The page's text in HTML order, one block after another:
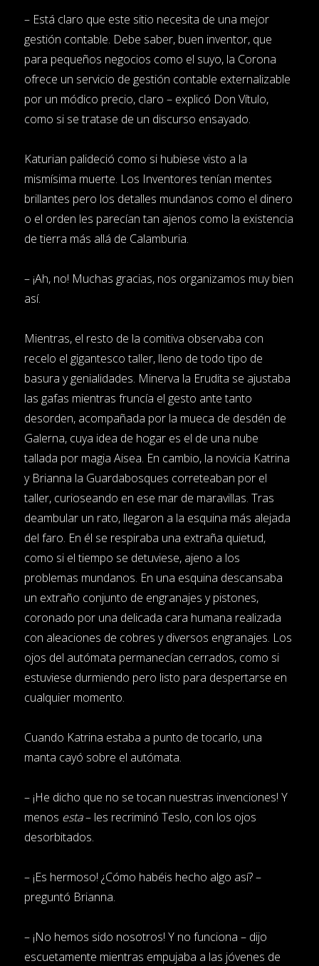
– Está claro que este sitio necesita de una mejor
gestión contable. Debe saber, buen inventor, que
para pequeños negocios como el suyo, la Corona
ofrece un servicio de gestión contable externalizable
por un módico precio, claro – explicó Don Vítulo,
como si se tratase de un discurso ensayado.
Katurian palideció como si hubiese visto a la
mismísima muerte. Los Inventores tenían mentes
brillantes pero los detalles mundanos como el dinero
o el orden les parecían tan ajenos como la existencia
de tierra más allá de Calamburia.
– ¡Ah, no! Muchas gracias, nos organizamos muy bien
así.
Mientras, el resto de la comitiva observaba con
recelo el gigantesco taller, lleno de todo tipo de
basura y genialidades. Minerva la Erudita se ajustaba
las gafas mientras fruncía el gesto ante tanto
desorden, acompañada por la mueca de desdén de
Galerna, cuya idea de hogar es el de una nube
tallada por magia Aisea. En cambio, la novicia Katrina
y Brianna la Guardabosques correteaban por el
taller, curioseando en ese mar de maravillas. Tras
deambular un rato, llegaron a la esquina más alejada
del faro. En él se respiraba una extraña quietud,
como si el tiempo se detuviese, ajeno a los
problemas mundanos. En una esquina descansaba
un extraño conjunto de engranajes y pistones,
coronado por una delicada cara humana realizada
con aleaciones de cobres y diversos engranajes. Los
ojos del autómata permanecían cerrados, como si
estuviese durmiendo pero listo para despertarse en
cualquier momento.
Cuando Katrina estaba a punto de tocarlo, una
manta cayó sobre el autómata.
– ¡He dicho que no se tocan nuestras invenciones! Y
menos esta– les recriminó Teslo, con los ojos
desorbitados.
– ¡Es hermoso! ¿Cómo habéis hecho algo así? –
preguntó Brianna.
– ¡No hemos sido nosotros! Y no funciona – dijo
escuetamente mientras empujaba a las jóvenes de